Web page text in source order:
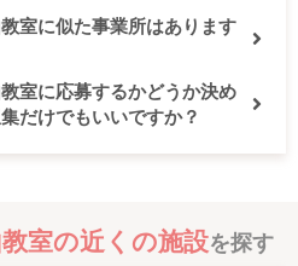
室に似た事業所はあります
室に応募するかどうか決め
だけでもいいですか？
室の近くの施設を探す